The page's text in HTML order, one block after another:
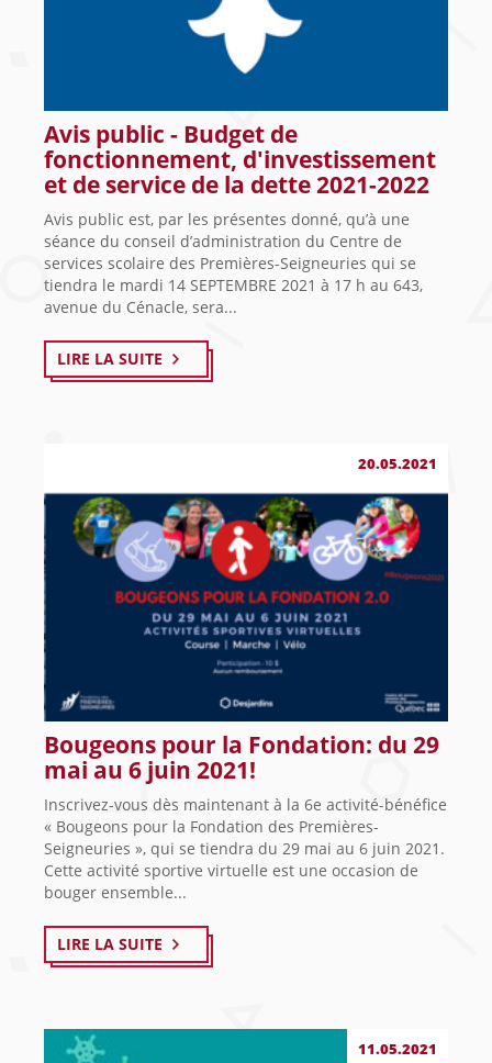
Avis public - Budget de
fonctionnement, d'investissement
et de service de la dette 2021-2022
Avis public est, par les présentes donné, qu’à une
séance du conseil d’administration du Centre de
services scolaire des Premières-Seigneuries qui se
tiendra le mardi 14 SEPTEMBRE 2021 à 17 h au 643,
avenue du Cénacle, sera...
LIRE LA SUITE
20.05.2021
Bougeons pour la Fondation: du 29
mai au 6 juin 2021!
Inscrivez-vous dès maintenant à la 6e activité-bénéfice
« Bougeons pour la Fondation des Premières-
Seigneuries », qui se tiendra du 29 mai au 6 juin 2021.
Cette activité sportive virtuelle est une occasion de
bouger ensemble...
LIRE LA SUITE
11.05.2021